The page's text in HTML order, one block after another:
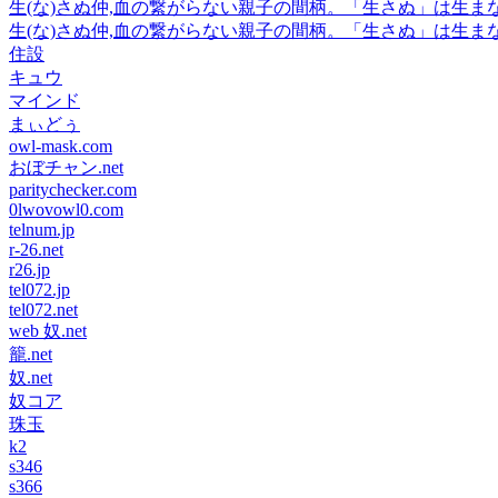
生(な)さぬ仲,血の繋がらない親子の間柄。「生さぬ」は生ま
生(な)さぬ仲,血の繋がらない親子の間柄。「生さぬ」は生ま
住設
キュウ
マインド
まぃどぅ
owl-mask.com
おぼチャン.net
paritychecker.com
0lwovowl0.com
telnum.jp
r-26.net
r26.jp
tel072.jp
tel072.net
web 奴.net
籠.net
奴.net
奴コア
珠玉
k2
s346
s366